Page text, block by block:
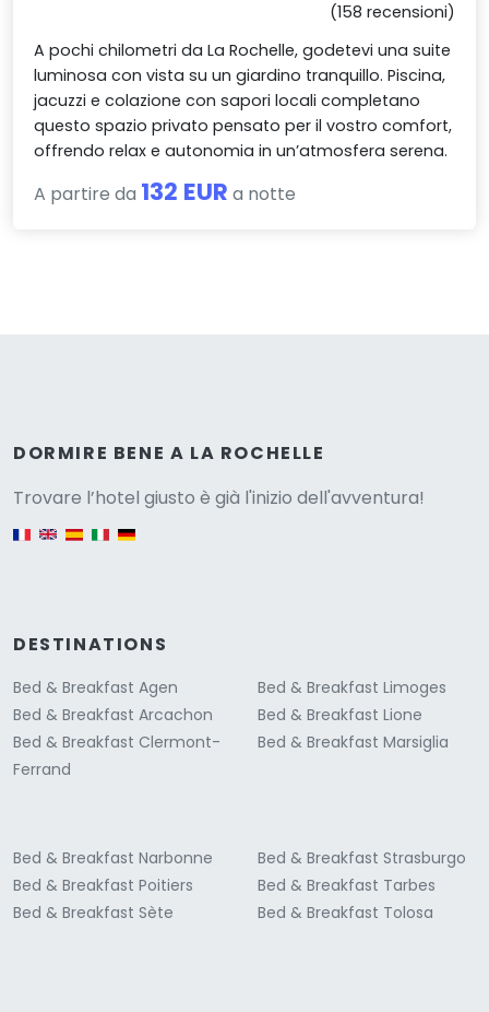
(158 recensioni)
A pochi chilometri da La Rochelle, godetevi una suite
luminosa con vista su un giardino tranquillo. Piscina,
jacuzzi e colazione con sapori locali completano
questo spazio privato pensato per il vostro comfort,
offrendo relax e autonomia in un’atmosfera serena.
A partire da 132 EUR a notte
DORMIRE BENE A LA ROCHELLE
Trovare l’hotel giusto è già l'inizio dell'avventura!
DESTINATIONS
Bed & Breakfast Agen
Bed & Breakfast Arcachon
Bed & Breakfast Clermont-
Ferrand
Bed & Breakfast Limoges
Bed & Breakfast Lione
Bed & Breakfast Marsiglia
Bed & Breakfast Narbonne
Bed & Breakfast Poitiers
Bed & Breakfast Sète
Bed & Breakfast Strasburgo
Bed & Breakfast Tarbes
Bed & Breakfast Tolosa